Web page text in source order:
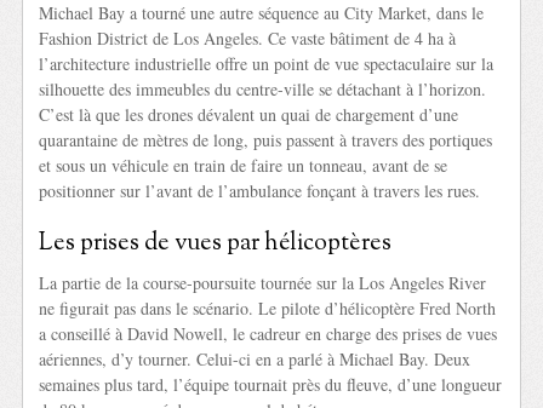
Michael Bay a tourné une autre séquence au City Market, dans le
Fashion District de Los Angeles. Ce vaste bâtiment de 4 ha à
l’architecture industrielle offre un point de vue spectaculaire sur la
silhouette des immeubles du centre-ville se détachant à l’horizon.
C’est là que les drones dévalent un quai de chargement d’une
quarantaine de mètres de long, puis passent à travers des portiques
et sous un véhicule en train de faire un tonneau, avant de se
positionner sur l’avant de l’ambulance fonçant à travers les rues.
Les prises de vues par hélicoptères
La partie de la course-poursuite tournée sur la Los Angeles River
ne figurait pas dans le scénario. Le pilote d’hélicoptère Fred North
a conseillé à David Nowell, le cadreur en charge des prises de vues
aériennes, d’y tourner. Celui-ci en a parlé à Michael Bay. Deux
semaines plus tard, l’équipe tournait près du fleuve, d’une longueur